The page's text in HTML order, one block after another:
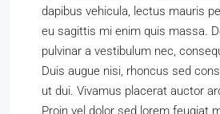
dapibus vehicula, lectus mauris
eu sagittis mi enim quis massa.
pulvinar a vestibulum nec,
Duis augue nisi, rhoncus sed
ut dui. Vivamus placerat auctor
Proin vel dolor sed lorem feugiat